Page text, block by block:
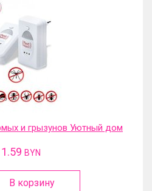
и грызунов Уютный дом
BYN
В корзину